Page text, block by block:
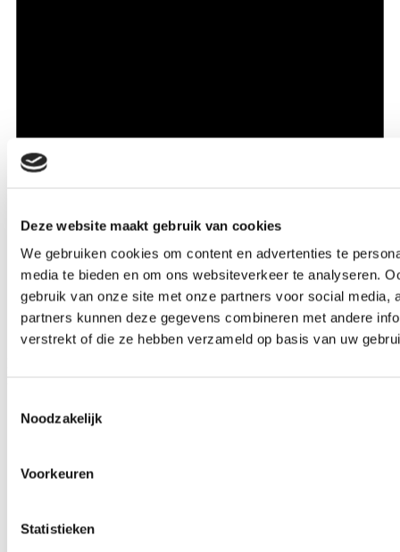
Deze website maakt gebruik van cookies
We gebruiken cookies om content en advertenties te
media te bieden en om ons websiteverkeer te analyseren.
gebruik van onze site met onze partners voor social media,
partners kunnen deze gegevens combineren met andere
verstrekt of die ze hebben verzameld op basis van uw
Noodzakelijk
Voorkeuren
Statistieken